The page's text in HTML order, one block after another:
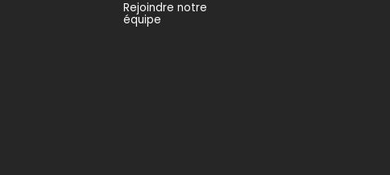
Rejoindre notre
équipe